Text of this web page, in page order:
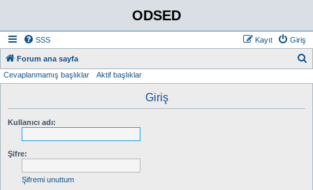
ODSED
SSS Giriş
Kayıt
Forum ana sayfa
Cevaplanmamış başlıklar Aktif başlıklar
Giriş
Kullanıcı adı:
Şifre:
Şifremi unuttum